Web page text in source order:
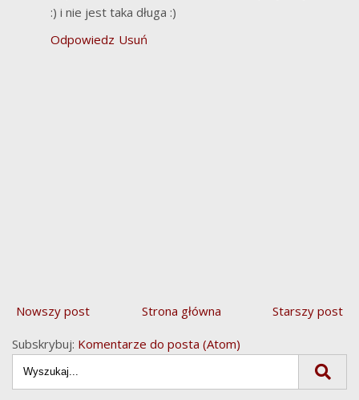
:) i nie jest taka długa :)
Odpowiedz Usuń
Nowszy post Starszy post
Strona główna
Subskrybuj: Komentarze do posta (Atom)